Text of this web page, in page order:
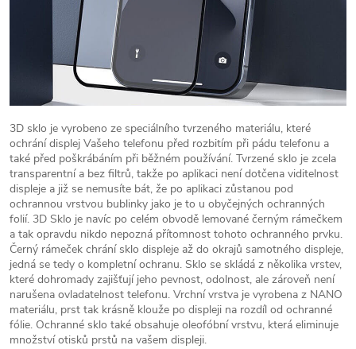
3D sklo je vyrobeno ze speciálního tvrzeného materiálu, které
ochrání displej Vašeho telefonu před rozbitím při pádu telefonu a
také před poškrábáním při běžném používání. Tvrzené sklo je zcela
transparentní a bez filtrů, takže po aplikaci není dotčena viditelnost
displeje a již se nemusíte bát, že po aplikaci zůstanou pod
ochrannou vrstvou bublinky jako je to u obyčejných ochranných
folií. 3D Sklo je navíc po celém obvodě lemované černým rámečkem
a tak opravdu nikdo nepozná přítomnost tohoto ochranného prvku.
Černý rámeček chrání sklo displeje až do okrajů samotného displeje,
jedná se tedy o kompletní ochranu. Sklo se skládá z několika vrstev,
které dohromady zajišťují jeho pevnost, odolnost, ale zároveň není
narušena ovladatelnost telefonu. Vrchní vrstva je vyrobena z NANO
materiálu, prst tak krásně klouže po displeji na rozdíl od ochranné
fólie. Ochranné sklo také obsahuje oleofóbní vrstvu, která eliminuje
množství otisků prstů na vašem displeji.